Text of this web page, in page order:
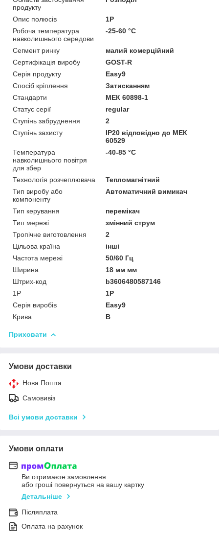
продукту
Опис полюсів
1P
Робоча температура
навколишнього середови
-25-60 °C
Сегмент ринку
малий комерційний
Сертифікація виробу
GOST-R
Серія продукту
Easy9
Спосіб кріплення
Затисканням
Стандарти
МЕК 60898-1
Статус серії
regular
Ступінь забруднення
2
Ступінь захисту
IP20 відповідно до МЕК
60529
Температура
навколишнього повітря
для збер
-40-85 °C
Технологія розчеплювача
Тепломагнітний
Тип виробу або
компоненту
Автоматичний вимикач
Тип керування
перемікач
Тип мережі
змінний струм
Тропічне виготовлення
2
Цільова країна
інші
Частота мережі
50/60 Гц
Ширина
18 мм мм
Штрих-код
b3606480587146
1P
1P
Серія виробів
Easy9
Крива
B
Приховати
Умови доставки
Нова Пошта
Самовивіз
Всі умови доставки
Умови оплати
Ви отримаєте замовлення
або гроші повернуться на вашу картку
Детальніше
Післяплата
Оплата на рахунок